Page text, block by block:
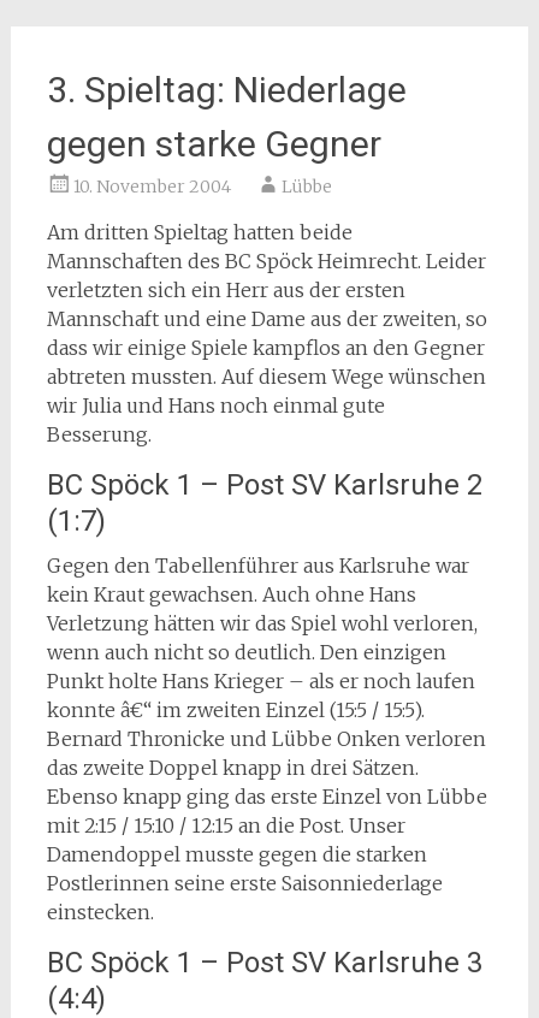
3. Spieltag: Niederlage
gegen starke Gegner
10. November 2004 Lübbe
Am dritten Spieltag hatten beide
Mannschaften des BC Spöck Heimrecht. Leider
verletzten sich ein Herr aus der ersten
Mannschaft und eine Dame aus der zweiten, so
dass wir einige Spiele kampflos an den Gegner
abtreten mussten. Auf diesem Wege wünschen
wir Julia und Hans noch einmal gute
Besserung.
BC Spöck 1 – Post SV Karlsruhe 2
(1:7)
Gegen den Tabellenführer aus Karlsruhe war
kein Kraut gewachsen. Auch ohne Hans
Verletzung hätten wir das Spiel wohl verloren,
wenn auch nicht so deutlich. Den einzigen
Punkt holte Hans Krieger – als er noch laufen
konnte â€“ im zweiten Einzel (15:5 / 15:5).
Bernard Thronicke und Lübbe Onken verloren
das zweite Doppel knapp in drei Sätzen.
Ebenso knapp ging das erste Einzel von Lübbe
mit 2:15 / 15:10 / 12:15 an die Post. Unser
Damendoppel musste gegen die starken
Postlerinnen seine erste Saisonniederlage
einstecken.
BC Spöck 1 – Post SV Karlsruhe 3
(4:4)